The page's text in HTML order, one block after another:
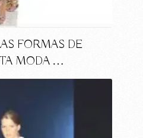
FORMAS DE
MODA …